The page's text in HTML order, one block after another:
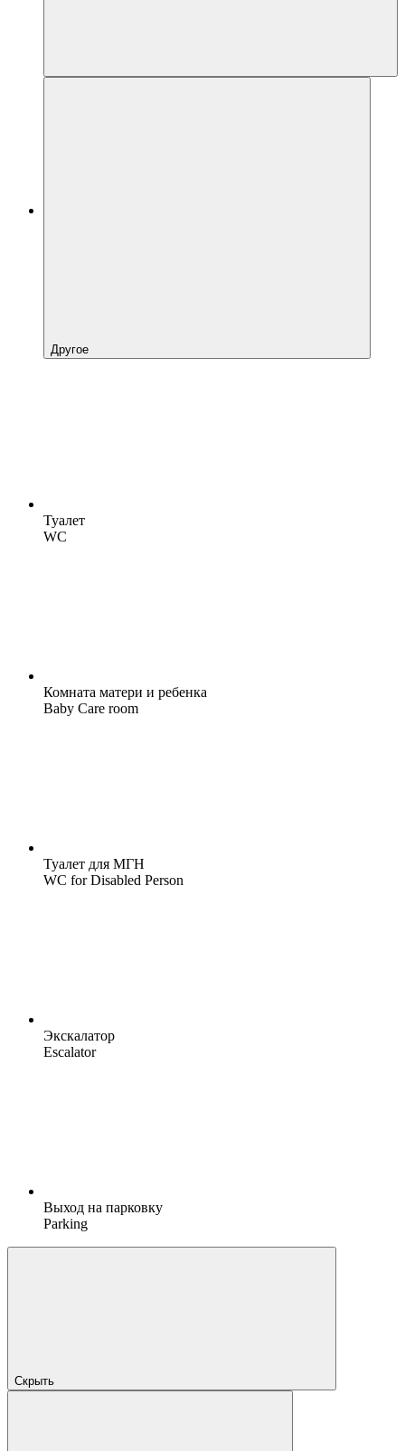
Другое
Туалет
WC
Комната матери и ребенка
Baby Care room
Туалет для МГН
WC for Disabled Person
Экскалатор
Escalator
Выход на парковку
Parking
Скрыть